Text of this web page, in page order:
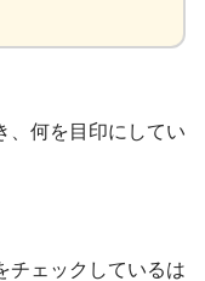
、何を目印にしてい
チェックしているは